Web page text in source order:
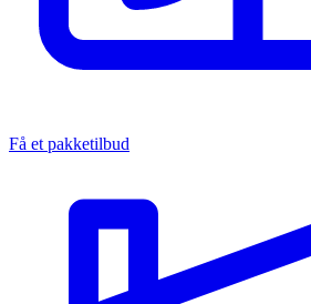
Få et pakketilbud